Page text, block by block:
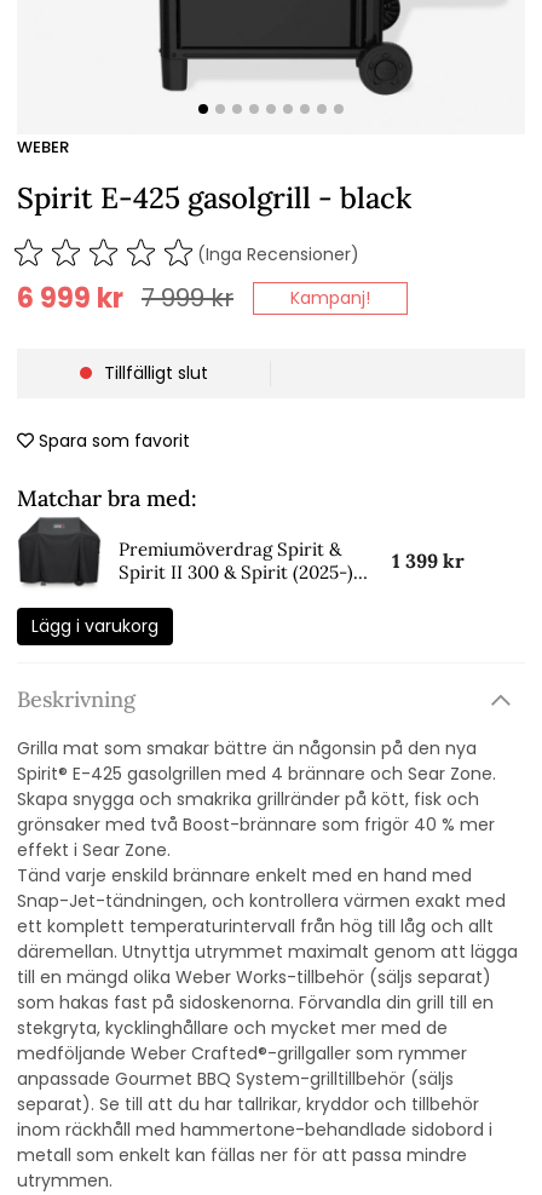
WEBER
Spirit E-425 gasolgrill - black
(Inga Recensioner)
7 999kr
6 999 kr Kampanj!
Tillfälligt slut
Spara som favorit
Matchar bra med:
Premiumöverdrag Spirit &
Spirit II 300 & Spirit (2025-)
1 399 kr
Lägg i varukorg
Beskrivning
Grilla mat som smakar bättre än någonsin på den nya
Spirit® E-425 gasolgrillen med 4 brännare och Sear Zone.
Skapa snygga och smakrika grillränder på kött, fisk och
grönsaker med två Boost-brännare som frigör 40 % mer
effekt i Sear Zone.
Tänd varje enskild brännare enkelt med en hand med
Snap-Jet-tändningen, och kontrollera värmen exakt med
ett komplett temperaturintervall från hög till låg och allt
däremellan. Utnyttja utrymmet maximalt genom att lägga
till en mängd olika Weber Works-tillbehör (säljs separat)
som hakas fast på sidoskenorna. Förvandla din grill till en
stekgryta, kycklinghållare och mycket mer med de
medföljande Weber Crafted®-grillgaller som rymmer
anpassade Gourmet BBQ System-grilltillbehör (säljs
separat). Se till att du har tallrikar, kryddor och tillbehör
inom räckhåll med hammertone-behandlade sidobord i
metall som enkelt kan fällas ner för att passa mindre
utrymmen.